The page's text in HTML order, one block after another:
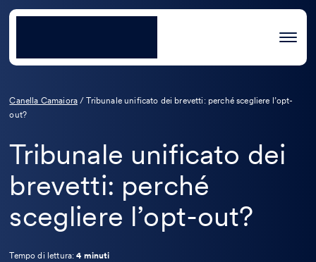
Canella Camaiora /Tribunale unificato dei brevetti: perché scegliere l’opt-
out?
Tribunale unificato dei
brevetti: perché
scegliere l’opt-out?
Tempo di lettura:4 minuti